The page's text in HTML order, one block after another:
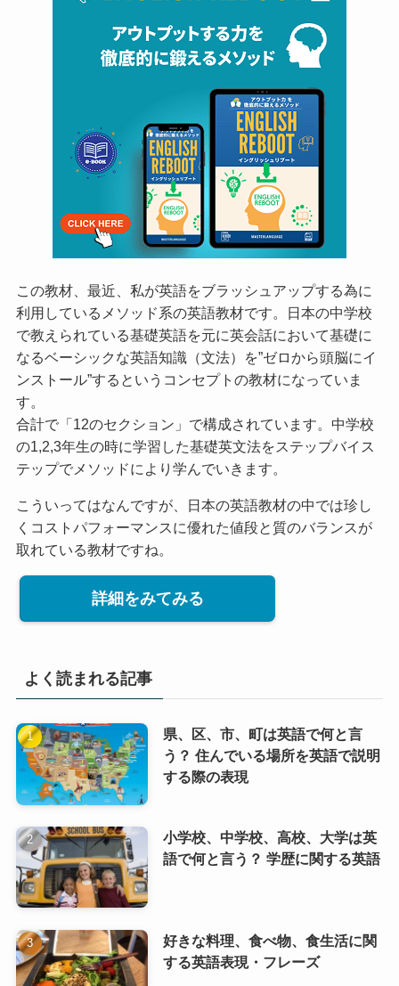
この教材、最近、私が英語をブラッシュアップする為に
利用しているメソッド系の英語教材です。日本の中学校
で教えられている基礎英語を元に英会話において基礎に
なるベーシックな英語知識（文法）を”ゼロから頭脳にイ
ンストール”するというコンセプトの教材になっていま
す。
合計で「12のセクション」で構成されています。中学校
の1,2,3年生の時に学習した基礎英文法をステップバイス
テップでメソッドにより学んでいきます。
こういってはなんですが、日本の英語教材の中では珍し
くコストパフォーマンスに優れた値段と質のバランスが
取れている教材ですね。
詳細をみてみる
よく読まれる記事
県、区、市、町は英語で何と言
う？ 住んでいる場所を英語で説明
する際の表現
小学校、中学校、高校、大学は英
語で何と言う？ 学歴に関する英語
好きな料理、食べ物、食生活に関
する英語表現・フレーズ